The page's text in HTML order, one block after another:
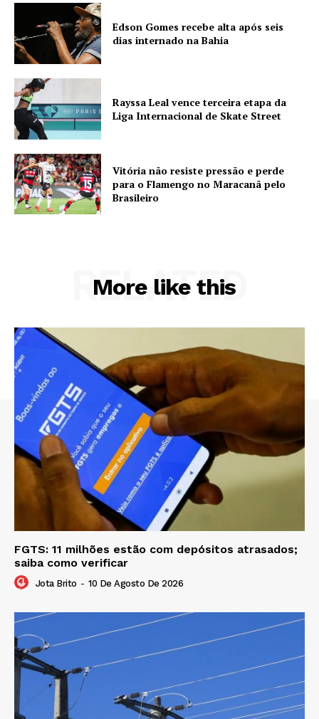
Edson Gomes recebe alta após seis
dias internado na Bahia
Rayssa Leal vence terceira etapa da
Liga Internacional de Skate Street
Vitória não resiste pressão e perde
para o Flamengo no Maracanã pelo
Brasileiro
More like this
RELATED
FGTS: 11 milhões estão com depósitos atrasados;
saiba como verificar
Jota Brito - 10 De Agosto De 2026